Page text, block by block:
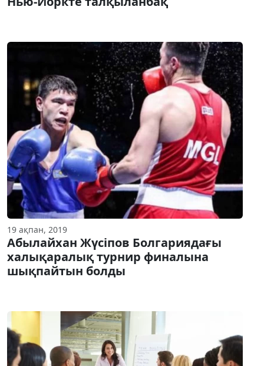
19 ақпан, 2019
Абылайхан Жүсіпов Болгариядағы
халықаралық турнир финалына
шықпайтын болды